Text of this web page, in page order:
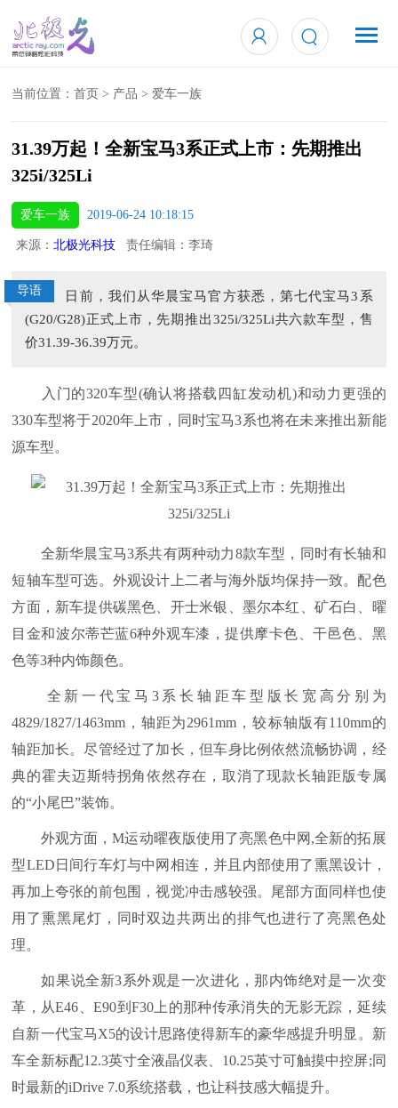
当前位置：首页 > 产品 >爱车一族
31.39万起！全新宝马3系正式上市：先期推出
325i/325Li
爱车一族 2019-06-24 10:18:15
来源：北极光科技 责任编辑：李琦
导语
日前，我们从华晨宝马官方获悉，第七代宝马3系
(G20/G28)正式上市，先期推出325i/325Li共六款车型，售
价31.39-36.39万元。
入门的320车型(确认将搭载四缸发动机)和动力更强的
330车型将于2020年上市，同时宝马3系也将在未来推出新能
源车型。
全新华晨宝马3系共有两种动力8款车型，同时有长轴和
短轴车型可选。外观设计上二者与海外版均保持一致。配色
方面，新车提供碳黑色、开士米银、墨尔本红、矿石白、曜
目金和波尔蒂芒蓝6种外观车漆，提供摩卡色、干邑色、黑
色等3种内饰颜色。
全新一代宝马3系长轴距车型版长宽高分别为
4829/1827/1463mm，轴距为2961mm，较标轴版有110mm的
轴距加长。尽管经过了加长，但车身比例依然流畅协调，经
典的霍夫迈斯特拐角依然存在，取消了现款长轴距版专属
的“小尾巴”装饰。
外观方面，M运动曜夜版使用了亮黑色中网,全新的拓展
型LED日间行车灯与中网相连，并且内部使用了熏黑设计，
再加上夸张的前包围，视觉冲击感较强。尾部方面同样也使
用了熏黑尾灯，同时双边共两出的排气也进行了亮黑色处
理。
如果说全新3系外观是一次进化，那内饰绝对是一次变
革，从E46、E90到F30上的那种传承消失的无影无踪，延续
自新一代宝马X5的设计思路使得新车的豪华感提升明显。新
车全新标配12.3英寸全液晶仪表、10.25英寸可触摸中控屏;同
时最新的iDrive 7.0系统搭载，也让科技感大幅提升。